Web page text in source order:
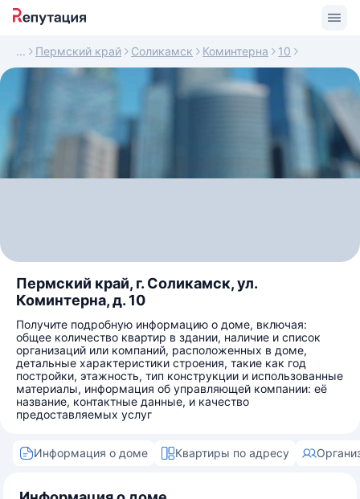
Пермский край Соликамск Коминтерна 10
Пермский край, г. Соликамск, ул.
Коминтерна, д. 10
Получите подробную информацию о доме, включая:
общее количество квартир в здании, наличие и список
организаций или компаний, расположенных в доме,
детальные характеристики строения, такие как год
постройки, этажность, тип конструкции и использованные
материалы, информация об управляющей компании: её
название, контактные данные, и качество
предоставляемых услуг
Информация о доме Квартиры по адресу